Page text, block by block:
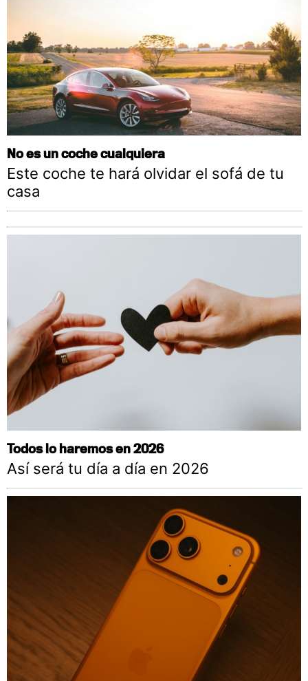
No es un coche cualquiera
Este coche te hará olvidar el sofá de tu
casa
Todos lo haremos en 2026
Así será tu día a día en 2026